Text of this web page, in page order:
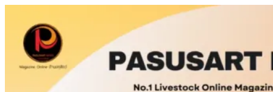
content